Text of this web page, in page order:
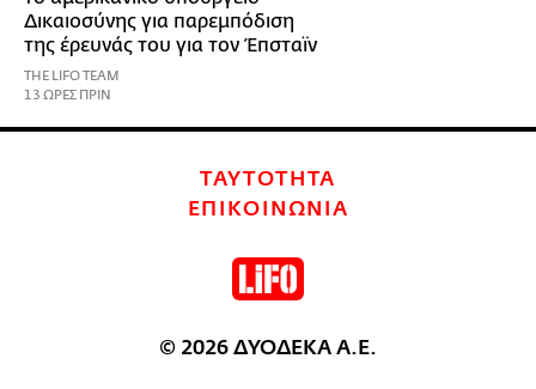
Δικαιοσύνης για παρεμπόδιση
της έρευνάς του για τον Έπσταϊν
THE LIFO TEAM
13 ΩΡΕΣ ΠΡΙΝ
ΤΑΥΤΟΤΗΤΑ
ΕΠΙΚΟΙΝΩΝΙΑ
© 2026 ΔΥΟΔΕΚΑ Α.Ε.